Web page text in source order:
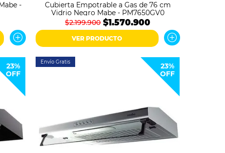
-
Cubierta Empotrable a Gas de 76 cm
Vidrio Negro Mabe - PM7650GV0
$2.199.900 $1.570.900
VER PRODUCTO
23%
OFF
Envío Gratis
23%
OFF